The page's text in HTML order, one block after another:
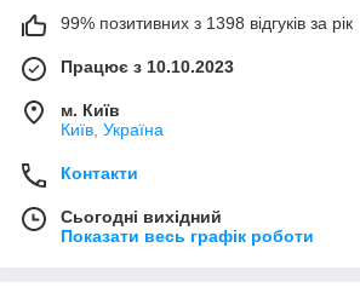
99% позитивних з 1398 відгуків за рік
Працює з 10.10.2023
м. Київ
Київ, Україна
Контакти
Сьогодні вихідний
Показати весь графік роботи